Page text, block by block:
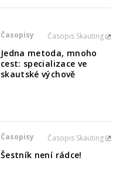
Časopisy Časopis Skauting
Jedna metoda, mnoho
cest: specializace ve
skautské výchově
Časopisy Časopis Skauting
Šestník není rádce!